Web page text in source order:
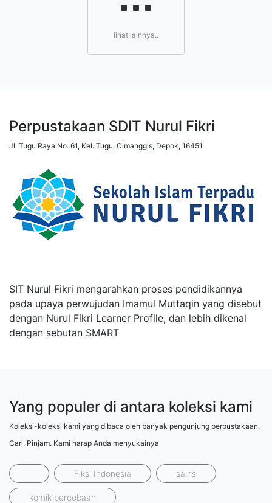
lihat lainnya..
Perpustakaan SDIT Nurul Fikri
Jl. Tugu Raya No. 61, Kel. Tugu, Cimanggis, Depok, 16451
SIT Nurul Fikri mengarahkan proses pendidikannya
pada upaya perwujudan Imamul Muttaqin yang disebut
dengan Nurul Fikri Learner Profile, dan lebih dikenal
dengan sebutan SMART
Yang populer di antara koleksi kami
Koleksi-koleksi kami yang dibaca oleh banyak pengunjung perpustakaan.
Cari. Pinjam. Kami harap Anda menyukainya
Fiksi Indonesia sains
komik percobaan